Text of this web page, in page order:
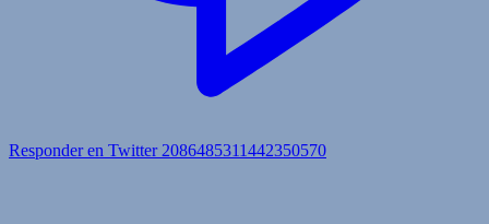
Responder en Twitter 2086485311442350570